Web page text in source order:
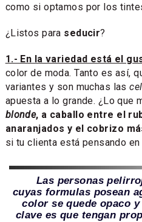
como si optamos por los
¿Listos para seducir?
1.- En la variedad está el
color de moda. Tanto es así,
variantes y son muchas las
apuesta a lo grande. ¿Lo que
blonde, a caballo entre el
anaranjados y el cobrizo
si tu clienta está pensando en
Las personas
cuyas formulas posean
color se quede opaco
clave es que tengan